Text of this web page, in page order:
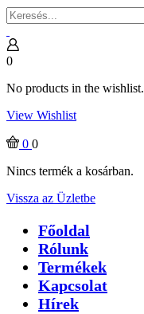
Search
input
0
No products in the wishlist.
View Wishlist
0 0
Nincs termék a kosárban.
Vissza az Üzletbe
Főoldal
Rólunk
Termékek
Kapcsolat
Hírek